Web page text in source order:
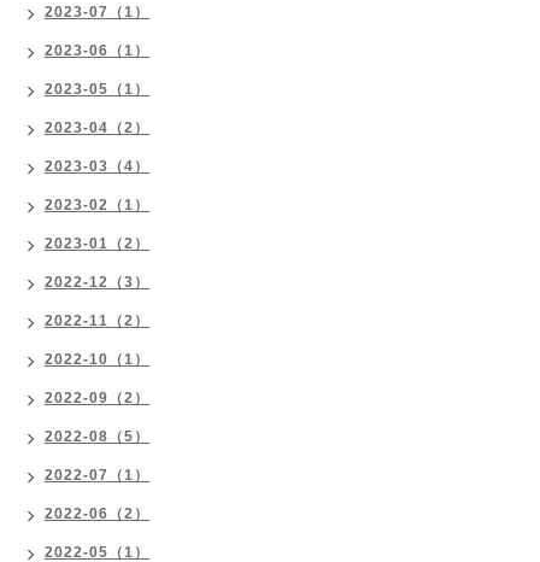
2023-07（1）
2023-06（1）
2023-05（1）
2023-04（2）
2023-03（4）
2023-02（1）
2023-01（2）
2022-12（3）
2022-11（2）
2022-10（1）
2022-09（2）
2022-08（5）
2022-07（1）
2022-06（2）
2022-05（1）